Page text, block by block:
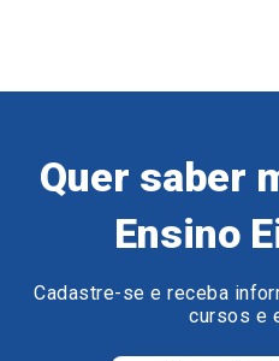
Quer saber
Ensino
Cadastre-se e receba
cursos e